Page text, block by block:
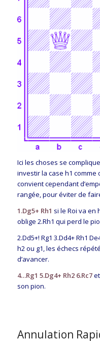
Ici les choses se
investir la case h1 comme
convient cependant
rangée, pour éviter de
1.Dg5+ Rh1 si le Roi va en
oblige 2.Rh1 qui perd le
2.Dd5+! Rg1 3.Dd4+ Rh1
h2 ou g1, les échecs
d’avancer.
4…Rg1 5.Dg4+ Rh2 6.Rc7et
son pion.
Annulation